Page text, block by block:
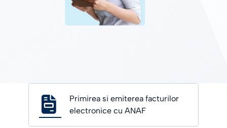
Primirea si emiterea facturilor
electronice cu ANAF